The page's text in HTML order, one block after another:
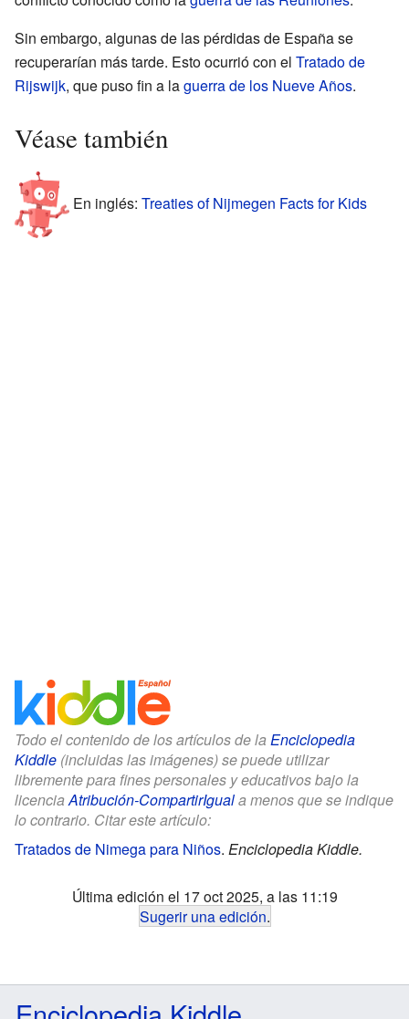
Sin embargo, algunas de las pérdidas de España se
recuperarían más tarde. Esto ocurrió con el Tratado de
Rijswijk, que puso fin a laguerra de los Nueve Años.
Véase también
En inglés: Treaties of Nijmegen Facts for Kids
Todo el contenido de los artículos de la Enciclopedia
Kiddle (incluidas las imágenes) se puede utilizar
libremente para fines personales y educativos bajo la
licenciaAtribución-CompartirIguala menos que se indique
lo contrario. Citar este artículo:
Tratados de Nimega para Niños. Enciclopedia Kiddle.
Última edición el 17 oct 2025, a las 11:19
Sugerir una edición.